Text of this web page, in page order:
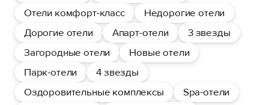
Отели комфорт-класс
Недорогие отели
Дорогие отели
Апарт-отели
3 звезды
Загородные отели
Новые отели
Парк-отели
4 звезды
Оздоровительные комплексы
Spa-отели